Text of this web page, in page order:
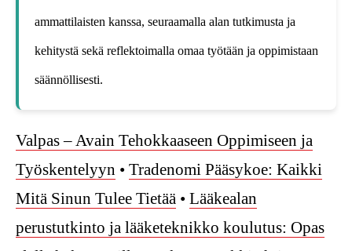
ammattilaisten kanssa, seuraamalla alan tutkimusta ja
kehitystä sekä reflektoimalla omaa työtään ja oppimistaan
säännöllisesti.
Valpas – Avain Tehokkaaseen Oppimiseen ja
Työskentelyyn • Tradenomi Pääsykoe: Kaikki
Mitä Sinun Tulee Tietää • Lääkealan
perustutkinto ja lääketeknikko koulutus: Opas